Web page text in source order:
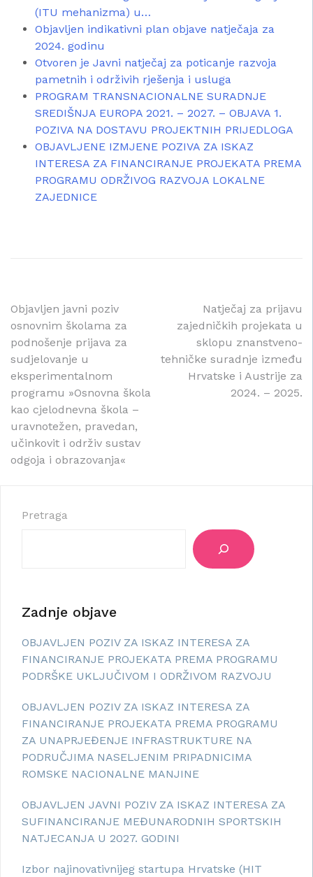
(ITU mehanizma) u…
Objavljen indikativni plan objave natječaja za
2024. godinu
Otvoren je Javni natječaj za poticanje razvoja
pametnih i održivih rješenja i usluga
PROGRAM TRANSNACIONALNE SURADNJE
SREDIŠNJA EUROPA 2021. – 2027. – OBJAVA 1.
POZIVA NA DOSTAVU PROJEKTNIH PRIJEDLOGA
OBJAVLJENE IZMJENE POZIVA ZA ISKAZ
INTERESA ZA FINANCIRANJE PROJEKATA PREMA
PROGRAMU ODRŽIVOG RAZVOJA LOKALNE
ZAJEDNICE
Navigacija
objava
Objavljen javni poziv
osnovnim školama za
podnošenje prijava za
sudjelovanje u
eksperimentalnom
programu »Osnovna škola
kao cjelodnevna škola –
uravnotežen, pravedan,
učinkovit i održiv sustav
odgoja i obrazovanja«
Natječaj za prijavu
zajedničkih projekata u
sklopu znanstveno-
tehničke suradnje između
Hrvatske i Austrije za
2024. – 2025.
Pretraga
Zadnje objave
OBJAVLJEN POZIV ZA ISKAZ INTERESA ZA
FINANCIRANJE PROJEKATA PREMA PROGRAMU
PODRŠKE UKLJUČIVOM I ODRŽIVOM RAZVOJU
OBJAVLJEN POZIV ZA ISKAZ INTERESA ZA
FINANCIRANJE PROJEKATA PREMA PROGRAMU
ZA UNAPRJEĐENJE INFRASTRUKTURE NA
PODRUČJIMA NASELJENIM PRIPADNICIMA
ROMSKE NACIONALNE MANJINE
OBJAVLJEN JAVNI POZIV ZA ISKAZ INTERESA ZA
SUFINANCIRANJE MEĐUNARODNIH SPORTSKIH
NATJECANJA U 2027. GODINI
Izbor najinovativnijeg startupa Hrvatske (HIT